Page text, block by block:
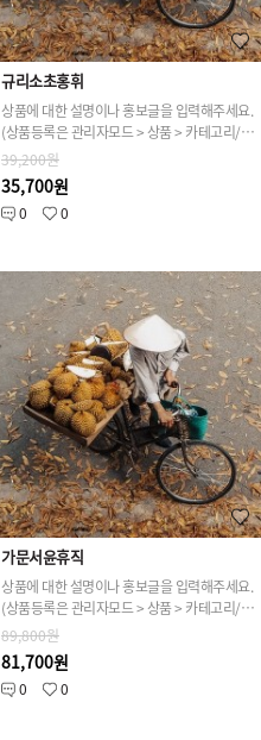
규리소초홍휘
상품에 대한 설명이나 홍보글을 입력해주세요.
(상품등록은 관리자모드 > 상품 > 카테고리/상품관리 > 상품등록 가능)
39,200원
35,700원
0 0
가문서윤휴직
상품에 대한 설명이나 홍보글을 입력해주세요.
(상품등록은 관리자모드 > 상품 > 카테고리/상품관리 > 상품등록 가능)
89,800원
81,700원
0 0